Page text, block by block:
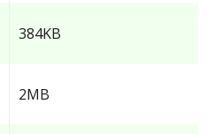
384KB
2MB